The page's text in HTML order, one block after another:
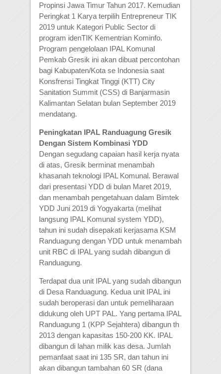
Propinsi Jawa Timur Tahun 2017. Kemudian
Peringkat 1 Karya terpilih Entrepreneur TIK
2019 untuk Kategori Public Sector di
program idenTIK Kementrian Kominfo.
Program pengelolaan IPAL Komunal
Pemkab Gresik ini akan dibuat percontohan
bagi Kabupaten/Kota se Indonesia saat
Konsfrensi Tingkat Tinggi (KTT) City
Sanitation Summit (CSS) di Banjarmasin
Kalimantan Selatan bulan September 2019
mendatang.
Peningkatan IPAL Randuagung Gresik
Dengan Sistem Kombinasi YDD
Dengan segudang capaian hasil kerja nyata
di atas, Gresik berminat menambah
khasanah teknologi IPAL Komunal. Berawal
dari presentasi YDD di bulan Maret 2019,
dan menambah pengetahuan dalam Bimtek
YDD Juni 2019 di Yogyakarta (melihat
langsung IPAL Komunal system YDD),
tahun ini sudah disepakati kerjasama KSM
Randuagung dengan YDD untuk menambah
unit RBC di IPAL yang sudah dibangun di
Randuagung.
Terdapat dua unit IPAL yang sudah dibangun
di Desa Randuagung. Kedua unit IPAL ini
sudah beroperasi dan untuk pemeliharaan
didukung oleh UPT PAL. Yang pertama IPAL
Randuagung 1 (KPP Sejahtera) dibangun th
2013 dengan kapasitas 150-200 KK. IPAL
dibangun di lahan milik kas desa. Jumlah
pemanfaat saat ini 135 SR, dan tahun ini
akan dibangun tambahan 60 SR (dana